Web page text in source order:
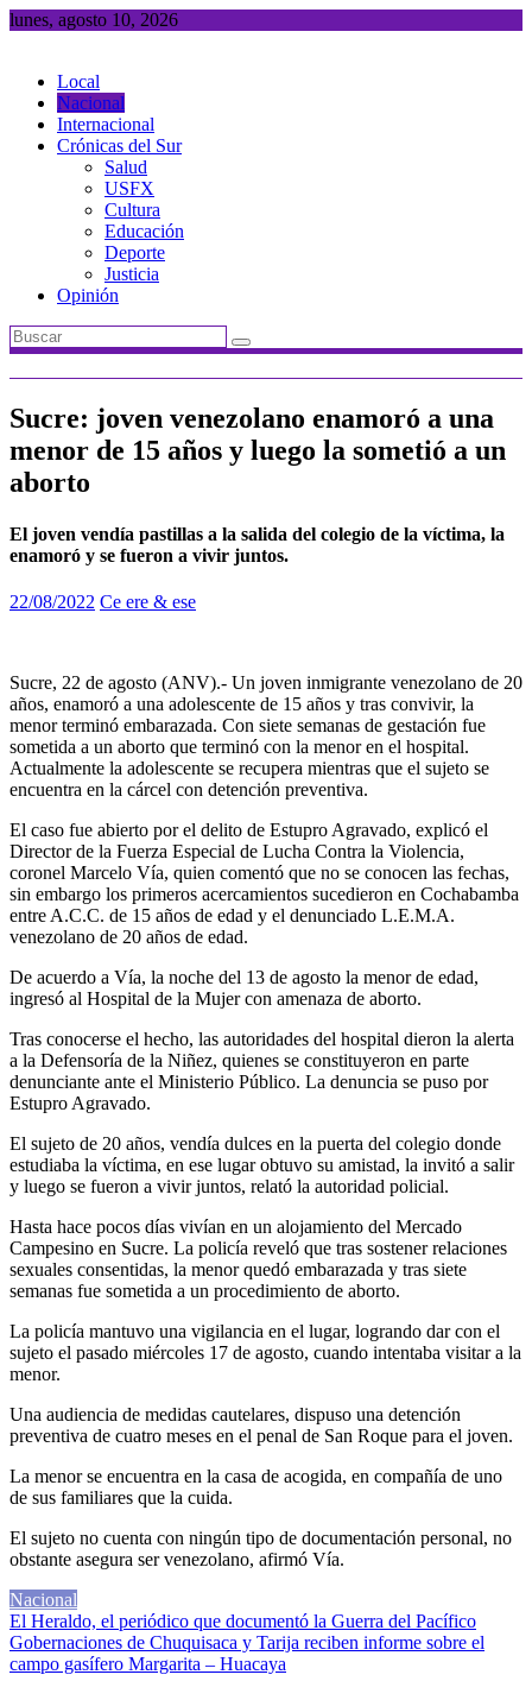
Saltar
lunes, agosto 10, 2026
Local
Nacional
Internacional
Crónicas del Sur
Salud
USFX
Cultura
Educación
Deporte
Justicia
Opinión
Sucre: joven venezolano enamoró a una
menor de 15 años y luego la sometió a un
aborto
El joven vendía pastillas a la salida del colegio de la víctima, la
enamoró y se fueron a vivir juntos.
22/08/2022 Ce ere & ese
Sucre, 22 de agosto (ANV).- Un joven inmigrante venezolano de 20
años, enamoró a una adolescente de 15 años y tras convivir, la
menor terminó embarazada. Con siete semanas de gestación fue
sometida a un aborto que terminó con la menor en el hospital.
Actualmente la adolescente se recupera mientras que el sujeto se
encuentra en la cárcel con detención preventiva.
El caso fue abierto por el delito de Estupro Agravado, explicó el
Director de la Fuerza Especial de Lucha Contra la Violencia,
coronel Marcelo Vía, quien comentó que no se conocen las fechas,
sin embargo los primeros acercamientos sucedieron en Cochabamba
entre A.C.C. de 15 años de edad y el denunciado L.E.M.A.
venezolano de 20 años de edad.
De acuerdo a Vía, la noche del 13 de agosto la menor de edad,
ingresó al Hospital de la Mujer con amenaza de aborto.
Tras conocerse el hecho, las autoridades del hospital dieron la alerta
a la Defensoría de la Niñez, quienes se constituyeron en parte
denunciante ante el Ministerio Público. La denuncia se puso por
Estupro Agravado.
El sujeto de 20 años, vendía dulces en la puerta del colegio donde
estudiaba la víctima, en ese lugar obtuvo su amistad, la invitó a salir
y luego se fueron a vivir juntos, relató la autoridad policial.
Hasta hace pocos días vivían en un alojamiento del Mercado
Campesino en Sucre. La policía reveló que tras sostener relaciones
sexuales consentidas, la menor quedó embarazada y tras siete
semanas fue sometida a un procedimiento de aborto.
La policía mantuvo una vigilancia en el lugar, logrando dar con el
sujeto el pasado miércoles 17 de agosto, cuando intentaba visitar a la
menor.
Una audiencia de medidas cautelares, dispuso una detención
preventiva de cuatro meses en el penal de San Roque para el joven.
La menor se encuentra en la casa de acogida, en compañía de uno
de sus familiares que la cuida.
El sujeto no cuenta con ningún tipo de documentación personal, no
obstante asegura ser venezolano, afirmó Vía.
Nacional
Navegación
de
El Heraldo, el periódico que documentó la Guerra del Pacífico
Gobernaciones de Chuquisaca y Tarija reciben informe sobre el
campo gasífero Margarita – Huacaya